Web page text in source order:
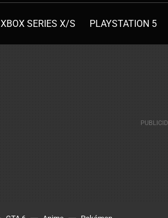
XBOX SERIES X/S PLAYSTATION 5